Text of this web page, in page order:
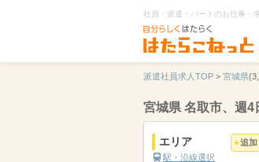
社員・派遣・パートのお仕事・
派遣社員求人TOP > 宮城県
宮城県 名取市、週
エリア
駅・沿線選択
追加